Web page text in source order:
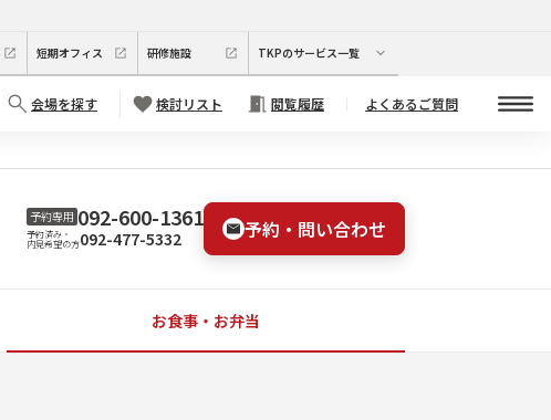
短期オフィス 研修施設 TKPのサービス一覧
会場を探す 検討リスト 閲覧履歴 よくあるご質問
予約専用 092-600-1361
予約済み・
内見希望の方092-477-5332 予約・問い合わせ
お食事・お弁当